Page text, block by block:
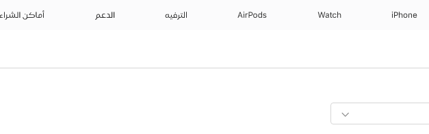
iPhone
Watch
AirPods الترفيه الدعم أماكن الشراء